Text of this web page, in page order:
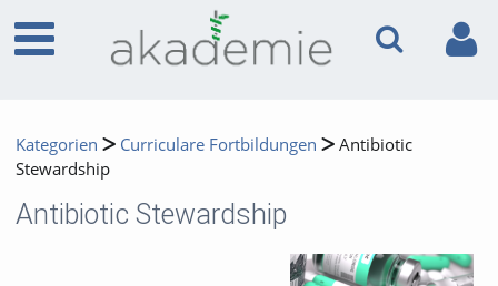
Kategorien Curriculare Fortbildungen
Antibiotic
Stewardship
Antibiotic Stewardship